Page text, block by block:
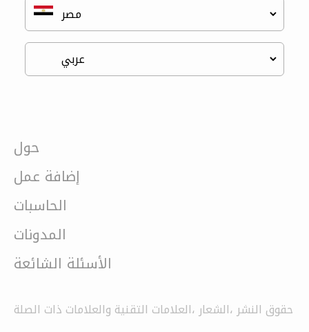
حول
إضافة عمل
الحاسبات
المدونات
الأسئلة الشائعة
حقوق النشر ،الشعار ،العلامات التقنية والعلامات ذات الصلة